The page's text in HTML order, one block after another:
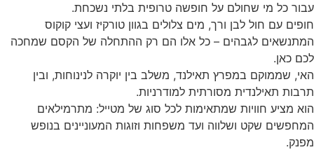
עבור כל מי שחולם על חופשה טרופית בלתי נשכחת.
חופים עם חול לבן ורך, מים צלולים בגוון טורקיז ועצי קוקוס
המתנשאים לגבהים – כל אלו הם רק ההתחלה של הקסם שמחכה
לכם כאן.
האי, שממוקם במפרץ תאילנד, משלב בין יוקרה לנינוחות, ובין
תרבות תאילנדית מסורתית למודרניות.
הוא מציע חוויות שמתאימות לכל סוג של מטייל: מתרמילאים
המחפשים שקט ושלווה ועד משפחות וזוגות המעוניינים בנופש
מפנק.